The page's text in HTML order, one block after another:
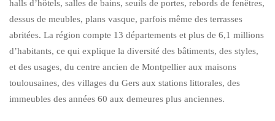
halls d’hôtels, salles de bains, seuils de portes, rebords de fenêtres,
dessus de meubles, plans vasque, parfois même des terrasses
abritées. La région compte 13 départements et plus de 6,1 millions
d’habitants, ce qui explique la diversité des bâtiments, des styles,
et des usages, du centre ancien de Montpellier aux maisons
toulousaines, des villages du Gers aux stations littorales, des
immeubles des années 60 aux demeures plus anciennes.